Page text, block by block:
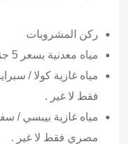
ركن المشروبات
مياه معدنية بسعر 5 جنيه مصري فقط لا غير .
فقط لا غير .
مصري فقط لا غير .